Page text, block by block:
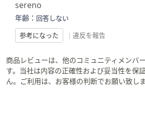
sereno
年齢： 回答しない
参考になった
| 違反を報告
商品レビューは、他のコミュニティメンバ
す。当社は内容の正確性および妥当性を保
ん。ご利用は、お客様の判断でお願い致しま